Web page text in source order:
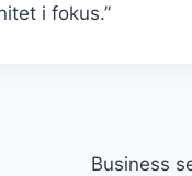
i fokus.”
Business